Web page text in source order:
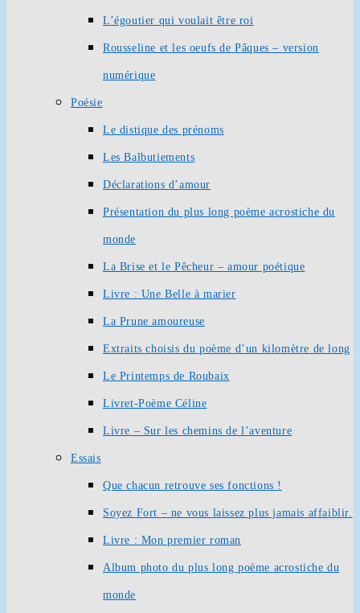
L’égoutier qui voulait être roi
Rousseline et les oeufs de Pâques – version
numérique
Poésie
Le distique des prénoms
Les Balbutiements
Déclarations d’amour
Présentation du plus long poème acrostiche du
monde
La Brise et le Pêcheur – amour poétique
Livre : Une Belle à marier
La Prune amoureuse
Extraits choisis du poème d’un kilomètre de long
Le Printemps de Roubaix
Livret-Poème Céline
Livre – Sur les chemins de l’aventure
Essais
Que chacun retrouve ses fonctions !
Soyez Fort – ne vous laissez plus jamais affaiblir.
Livre : Mon premier roman
Album photo du plus long poème acrostiche du
monde